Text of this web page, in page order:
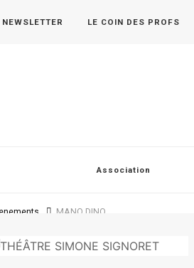
LE COIN DES PROFS
Association
MANO DINO